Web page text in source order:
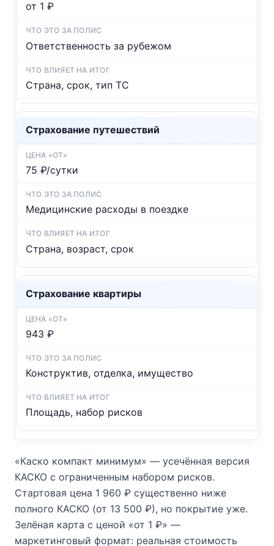
от 1 ₽
Ответственность за рубежом
Страна, срок, тип ТС
Страхование путешествий
75 ₽/сутки
Медицинские расходы в поездке
Страна, возраст, срок
Страхование квартиры
943 ₽
Конструктив, отделка, имущество
Площадь, набор рисков
«Каско компакт минимум» — усечённая версия
КАСКО с ограниченным набором рисков.
Стартовая цена 1 960 ₽ существенно ниже
полного КАСКО (от 13 500 ₽), но покрытие уже.
Зелёная карта с ценой «от 1 ₽» —
маркетинговый формат: реальная стоимость